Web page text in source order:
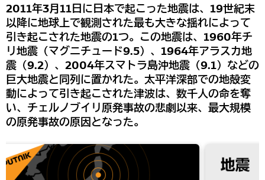
2011年3月11日に日本で起こった地震は、19世紀末
以降に地球上で観測された最も大きな揺れによって
引き起こされた地震の1つ。この地震は、1960年チ
リ地震（マグニチュード9.5）、1964年アラスカ地
震（9.2）、2004年スマトラ島沖地震（9.1）などの
巨大地震と同列に置かれた。太平洋深部での地殻変
動によって引き起こされた津波は、数千人の命を奪
い、チェルノブイリ原発事故の悲劇以来、最大規模
の原発事故の原因となった。